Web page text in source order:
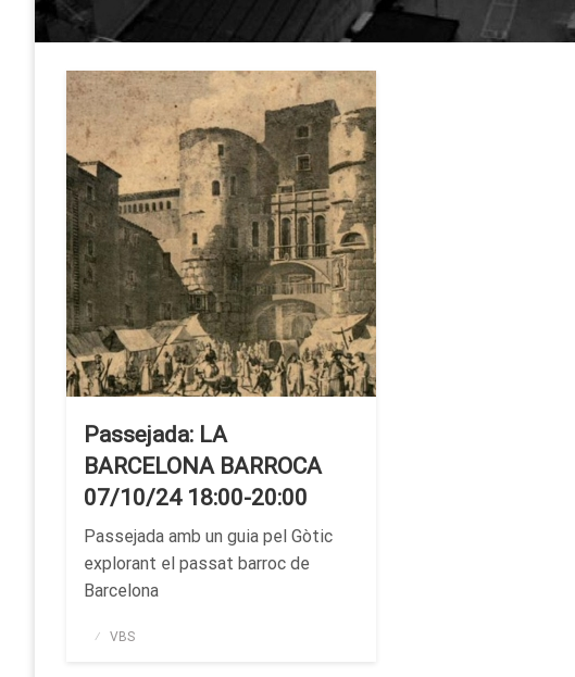
Passejada: LA
BARCELONA BARROCA
07/10/24 18:00-20:00
Passejada amb un guia pel Gòtic
explorant el passat barroc de
Barcelona
Publicado
VBS